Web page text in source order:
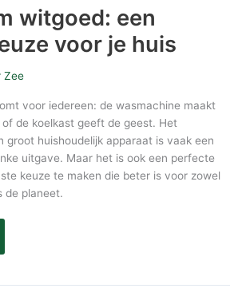
witgoed: een
voor je huis
Zee
voor iedereen: de wasmachine maakt
de koelkast geeft de geest. Het
groot huishoudelijk apparaat is vaak een
uitgave. Maar het is ook een perfecte
keuze te maken die beter is voor zowel
de planeet.